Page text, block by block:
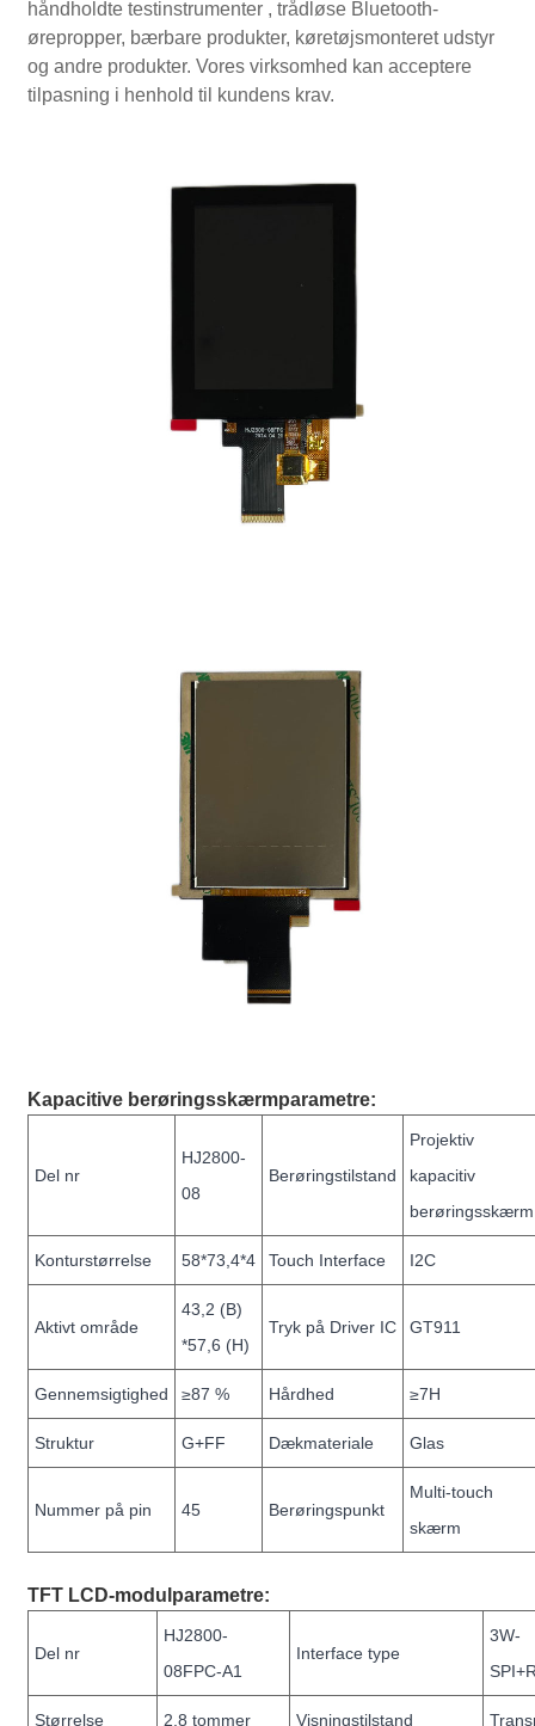
håndholdte testinstrumenter , trådløse Bluetooth-
ørepropper, bærbare produkter, køretøjsmonteret udstyr
og andre produkter. Vores virksomhed kan acceptere
tilpasning i henhold til kundens krav.
Kapacitive berøringsskærmparametre:
Del nr
HJ2800-
08
Berøringstilstand
Projektiv
kapacitiv
berøringsskærm
Konturstørrelse 58*73,4*4 Touch Interface I2C
Aktivt område
43,2 (B)
*57,6 (H)
Tryk på Driver IC GT911
Gennemsigtighed ≥87 % Hårdhed ≥7H
Struktur G+FF Dækmateriale Glas
Nummer på pin 45 Berøringspunkt
Multi-touch
skærm
TFT LCD-modulparametre:
Del nr
HJ2800-
08FPC-A1
Interface type
3W-
Størrelse 2,8 tommer Visningstilstand